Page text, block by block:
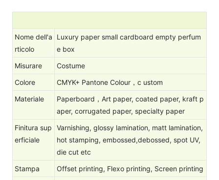
Nome dell'a
rticolo
Luxury paper small cardboard empty perfum
e box
Misurare
Costume
Colore
CMYK+ Pantone Colour，c ustom
Materiale
Paperboard，Art paper, coated paper, kraft p
aper, corrugated paper, specialty paper
Finitura sup
erficiale
Varnishing, glossy lamination, matt lamination,
hot stamping, embossed,debossed, spot UV,
die cut etc
Stampa
Offset printing, Flexo printing, Screen printing